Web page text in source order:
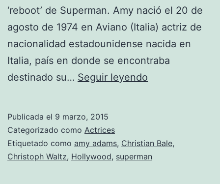
‘reboot’ de Superman. Amy nació el 20 de
agosto de 1974 en Aviano (Italia) actriz de
nacionalidad estadounidense nacida en
Italia, país en donde se encontraba
destinado su… Seguir leyendo
Publicada el 9 marzo, 2015
Categorizado como Actrices
Etiquetado como amy adams, Christian Bale,
Christoph Waltz, Hollywood, superman